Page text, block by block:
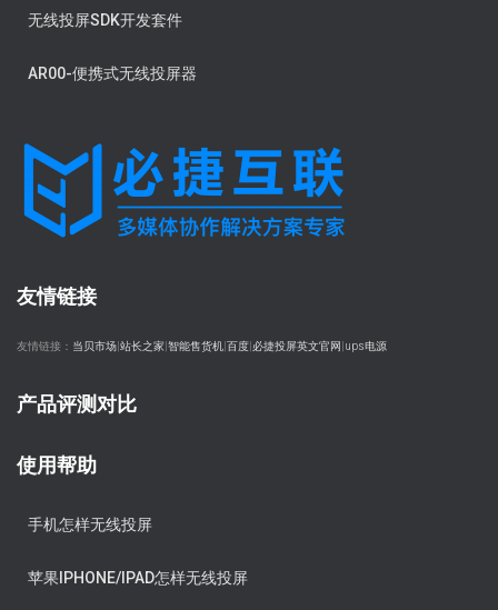
无线投屏SDK开发套件
AR00-便携式无线投屏器
友情链接
友情链接： 当贝市场 站长之家 智能售货机 百度 必捷投屏英文官网 ups电源
产品评测对比
使用帮助
手机怎样无线投屏
苹果IPHONE/IPAD怎样无线投屏